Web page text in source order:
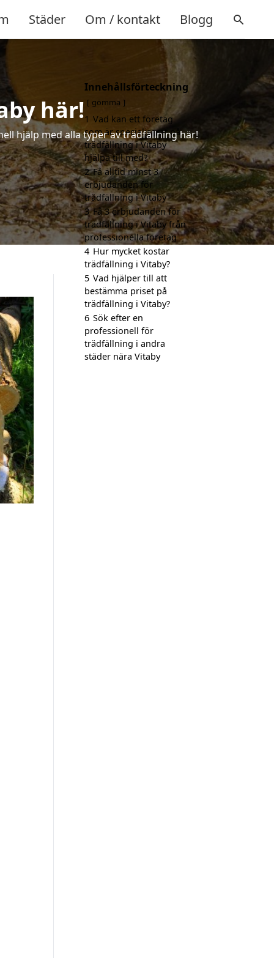
Städer Om / kontakt Blogg
här!
hjälp med alla typer av trädfällning här!
Innehållsförteckning
gömma
1 Vad kan ett företag
som är specialiserat på
trädfällning i Vitaby
hjälpa till med?
2 Få alltid minst 3
erbjudanden för
trädfällning i Vitaby
3 Få 3 erbjudanden för
trädfällning i Vitaby från
professionella företag
4 Hur mycket kostar
trädfällning i Vitaby?
5 Vad hjälper till att
bestämma priset på
trädfällning i Vitaby?
6 Sök efter en
professionell för
trädfällning i andra
städer nära Vitaby